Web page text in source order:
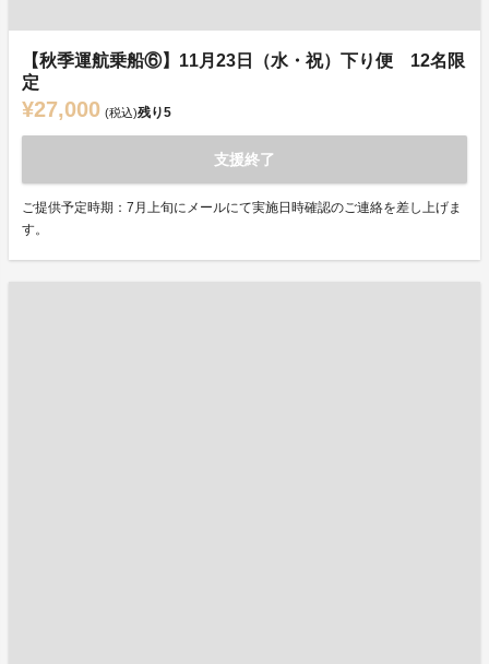
【秋季運航乗船⑥】11月23日（水・祝）下り便 12名限
定
¥27,000 (税込)残り5
支援終了
ご提供予定時期：7月上旬にメールにて実施日時確認のご連絡を差し上げま
す。